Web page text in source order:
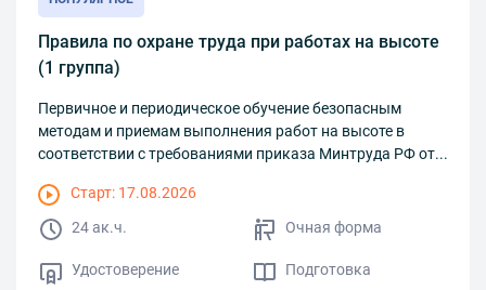
Правила по охране труда при работах на высоте
(1 группа)
Первичное и периодическое обучение безопасным
методам и приемам выполнения работ на высоте в
соответствии с требованиями приказа Минтруда РФ от...
Старт: 17.08.2026
24 ак.ч. Очная форма
Удостоверение Подготовка